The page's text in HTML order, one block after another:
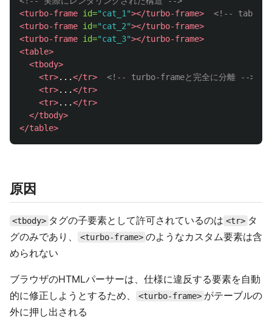
<turbo-frame id="cat_1"></turbo-frame>
<!-- tableの
<turbo-frame id="cat_2"></turbo-frame>
<turbo-frame id="cat_3"></turbo-frame>
<table>
<tbody>
<tr>...</tr>
<!-- turbo-frameと完全に分離 -->
<tr>...</tr>
<tr>...</tr>
</tbody>
</table>
原因
<tbody> タグの子要素として許可されているのは <tr> タ
グのみであり、
<turbo-frame> のようなカスタム要素は含
められない
ブラウザのHTMLパーサーは、仕様に違反する要素を自動
的に修正しようとするため、
<turbo-frame> がテーブルの
外に押し出される